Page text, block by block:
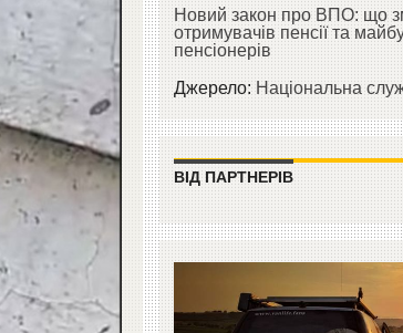
Новий закон про ВПО: що
отримувачів пенсії та
пенсіонерів
Джерело:Національна
ВІД ПАРТНЕРІВ